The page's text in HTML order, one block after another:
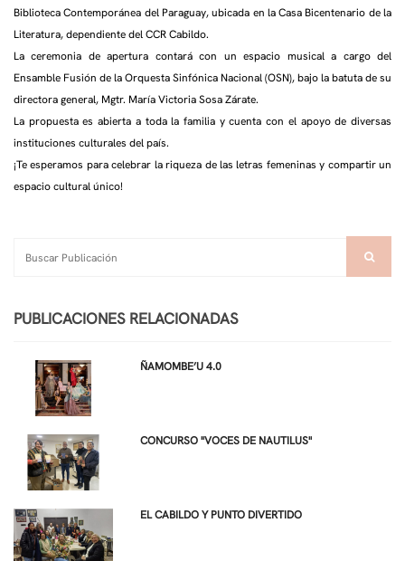
Biblioteca Contemporánea del Paraguay, ubicada en la Casa Bicentenario de la
Literatura, dependiente del CCR Cabildo.
La ceremonia de apertura contará con un espacio musical a cargo del
Ensamble Fusión de la Orquesta Sinfónica Nacional (OSN), bajo la batuta de su
directora general, Mgtr. María Victoria Sosa Zárate.
La propuesta es abierta a toda la familia y cuenta con el apoyo de diversas
instituciones culturales del país.
¡Te esperamos para celebrar la riqueza de las letras femeninas y compartir un
espacio cultural único!
PUBLICACIONES RELACIONADAS
ÑAMOMBE’U 4.0
CONCURSO "VOCES DE NAUTILUS"
EL CABILDO Y PUNTO DIVERTIDO